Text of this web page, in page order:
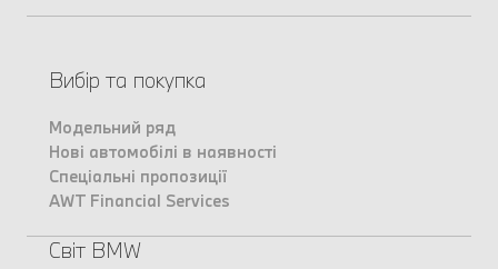
Вибір та покупка
Модельний ряд
Нові автомобілі в наявності
Спеціальні пропозиції
AWT Financial Services
Світ BMW